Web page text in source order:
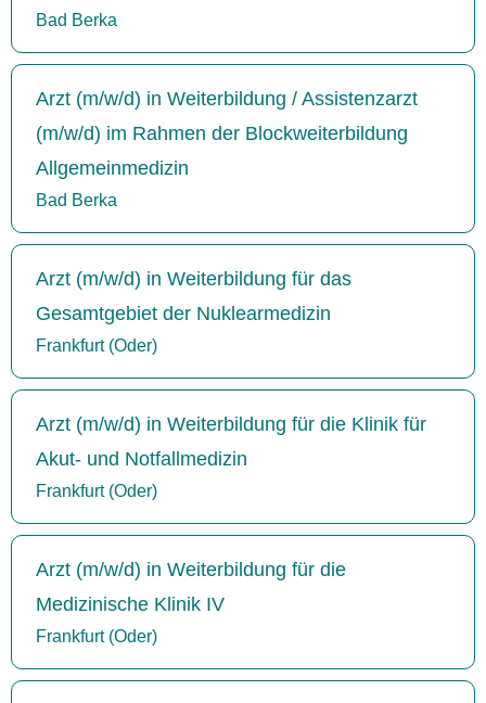
Bad Berka
Arzt (m/w/d) in Weiterbildung / Assistenzarzt
(m/w/d) im Rahmen der Blockweiterbildung
Allgemeinmedizin
Bad Berka
Arzt (m/w/d) in Weiterbildung für das
Gesamtgebiet der Nuklearmedizin
Frankfurt (Oder)
Arzt (m/w/d) in Weiterbildung für die Klinik für
Akut- und Notfallmedizin
Frankfurt (Oder)
Arzt (m/w/d) in Weiterbildung für die
Medizinische Klinik IV
Frankfurt (Oder)